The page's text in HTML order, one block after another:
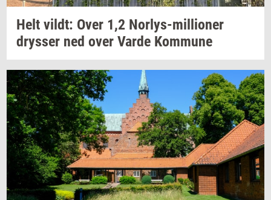
Helt vildt: Over 1,2 Norlys-​millioner
drys­ser ned over Varde Kom­mu­ne